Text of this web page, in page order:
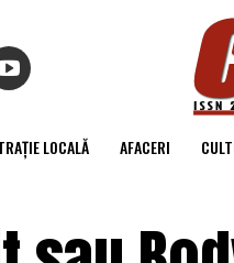
LOCALĂ AFACERI